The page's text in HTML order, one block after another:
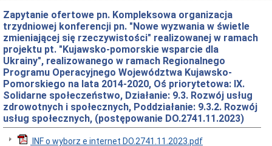
wolnych
miejscach
placówkach
opiekuńczo-
wychowawczych
Budżet,
inwestycje
i
majątek
Budżet
Inwestycje
Zapytanie ofertowe pn. Kompleksowa organizacja
trzydniowej konferencji pn. "Nowe wyzwania w świetle
zmieniającej się rzeczywistości" realizowanej w ramach
projektu pt. "Kujawsko-pomorskie wsparcie dla
Ukrainy", realizowanego w ramach Regionalnego
Programu Operacyjnego Województwa Kujawsko-
Pomorskiego na lata 2014-2020, Oś priorytetowa: IX.
Solidarne społeczeństwo, Działanie: 9.3. Rozwój usług
zdrowotnych i społecznych, Poddziałanie: 9.3.2. Rozwój
usług społecznych, (postępowanie DO.2741.11.2023)
INF o wyborz e internet DO.2741.11.2023.pdf